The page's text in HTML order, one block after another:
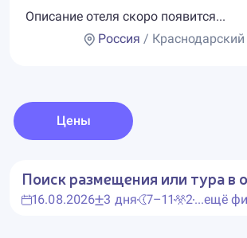
Описание отеля скоро появится...
Россия / Краснодарский
Цены
Поиск размещения или тура в
16.08.2026 3 дня 7–11 2...ещё